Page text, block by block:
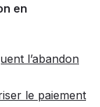
en
l’abandon
le paiement